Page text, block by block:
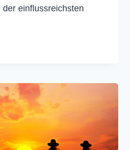
einflussreichsten